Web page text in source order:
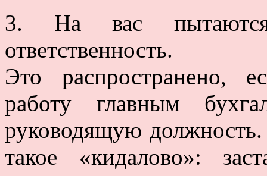
3. На вас пытаются
ответственность.
Это распространено,
работу главным
руководящую
такое «кидалово»: